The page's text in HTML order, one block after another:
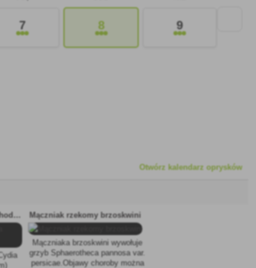
7 8 9
Otwórz kalendarz oprysków
Owijka brzoskwiniowa (wschodnia) Mączniak rzekomy brzoskwini
Mączniaka brzoskwini wywołuje
grzyb Sphaerotheca pannosa var.
persicae.Objawy choroby można